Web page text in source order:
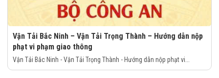
Vận Tải Bắc Ninh – Vận Tải Trọng Thành – Hướng dẫn nộp
phạt vi phạm giao thông
Vận Tải Bắc Ninh - Vận Tải Trọng Thành - Hướng dẫn nộp phạt vi...